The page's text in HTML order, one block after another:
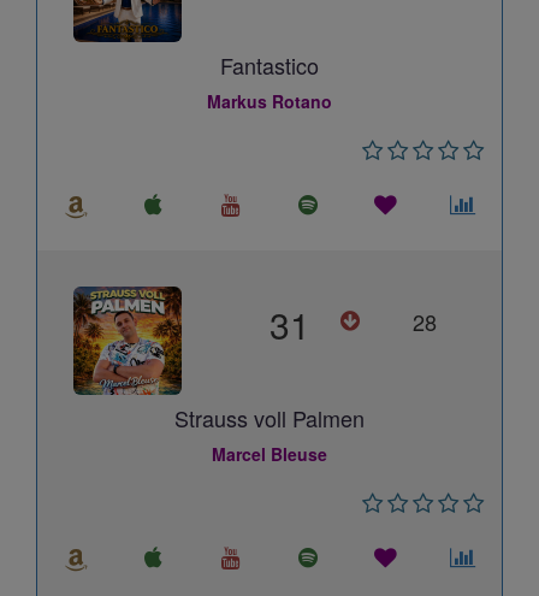
Fantastico
Markus Rotano
31 28
Strauss voll Palmen
Marcel Bleuse